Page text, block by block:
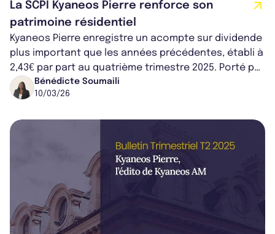
La SCPI Kyaneos Pierre renforce son
patrimoine résidentiel
Kyaneos Pierre enregistre un acompte sur dividende
plus important que les années précédentes, établi à
2,43€ par part au quatrième trimestre 2025. Porté par
un patrimoine majoritai...
Bénédicte Soumaili
10/03/26